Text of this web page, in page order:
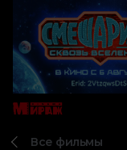
Все фильмы